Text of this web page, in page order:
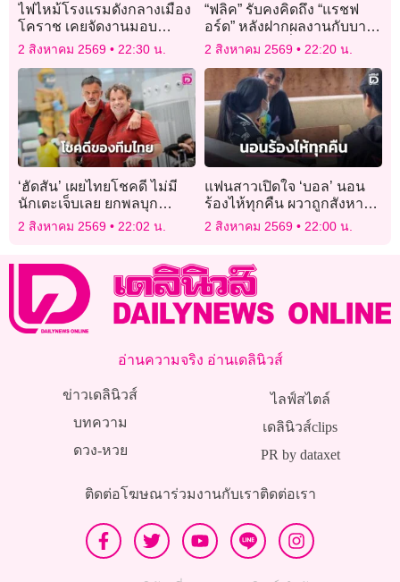
ไฟไหม้โรงแรมดังกลางเมือง
โคราช เคยจัดงานมอบ
รางวัลสุพรรณหงส์
2 สิงหาคม 2569 22:30 น.
“ฟลิค” รับคงคิดถึง “แรชฟ
อร์ด” หลังฝากผลงานกับบาร์
ซาอย่างยอดเยี่ยม
2 สิงหาคม 2569 22:20 น.
‘ฮัดสัน’ เผยไทยโชคดี ไม่มี
นักเตะเจ็บเลย ยกพลบุก
‘ฟิลิปปินส์’ ต้องชนะ
2 สิงหาคม 2569 22:02 น.
แฟนสาวเปิดใจ ‘บอล’ นอน
ร้องไห้ทุกคืน ผวาถูกสังหาร
ปิดปากยกครอบครัว
2 สิงหาคม 2569 22:00 น.
อ่านความจริง อ่านเดลินิวส์
ข่าวเดลินิวส์
บทความ
ดวง-หวย
ไลฟ์สไตล์
เดลินิวส์clips
PR by dataxet
ติดต่อโฆษณาร่วมงานกับเราติดต่อเรา